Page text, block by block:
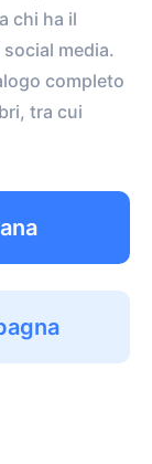
chi ha il
media.
completo
tra cui